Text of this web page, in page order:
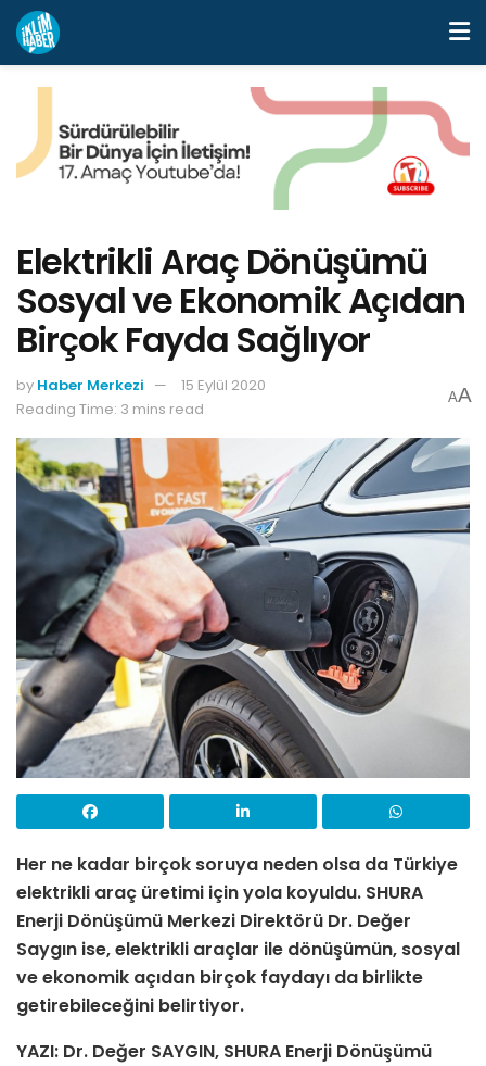
Elektrikli Araç Dönüşümü
Sosyal ve Ekonomik Açıdan
Birçok Fayda Sağlıyor
by Haber Merkezi
15 Eylül 2020
Reading Time: 3 mins read
AA
Her ne kadar birçok soruya neden olsa da Türkiye
elektrikli araç üretimi için yola koyuldu. SHURA
Enerji Dönüşümü Merkezi Direktörü Dr. Değer
Saygın ise, elektrikli araçlar ile dönüşümün, sosyal
ve ekonomik açıdan birçok faydayı da birlikte
getirebileceğini belirtiyor.
YAZI: Dr. Değer SAYGIN, SHURA Enerji Dönüşümü